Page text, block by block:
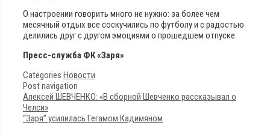
О настроении говорить много не нужно: за более чем
месячный отдых все соскучились по футболу и с радостью
делились друг с другом эмоциями о прошедшем отпуске.
Пресс-служба ФК «Заря»
Categories Новости
Post navigation
Алексей ШЕВЧЕНКО: «В сборной Шевченко рассказывал о
Челси»
“Заря” усилилась Гегамом Кадимяном